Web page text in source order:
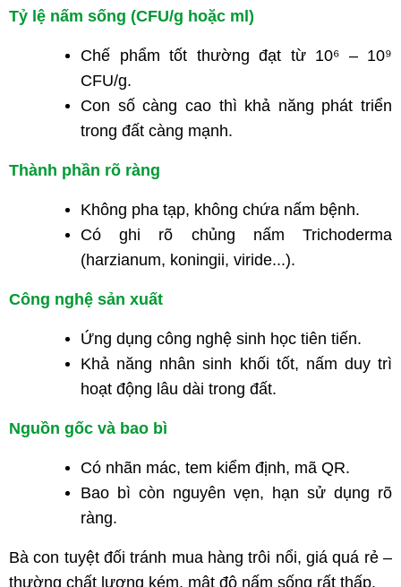
Tỷ lệ nấm sống (CFU/g hoặc ml)
Chế phẩm tốt thường đạt từ 10⁶ – 10⁹
CFU/g.
Con số càng cao thì khả năng phát triển
trong đất càng mạnh.
Thành phần rõ ràng
Không pha tạp, không chứa nấm bệnh.
Có ghi rõ chủng nấm Trichoderma
(harzianum, koningii, viride...).
Công nghệ sản xuất
Ứng dụng công nghệ sinh học tiên tiến.
Khả năng nhân sinh khối tốt, nấm duy trì
hoạt động lâu dài trong đất.
Nguồn gốc và bao bì
Có nhãn mác, tem kiểm định, mã QR.
Bao bì còn nguyên vẹn, hạn sử dụng rõ
ràng.
Bà con tuyệt đối tránh mua hàng trôi nổi, giá quá rẻ –
thường chất lượng kém, mật độ nấm sống rất thấp.